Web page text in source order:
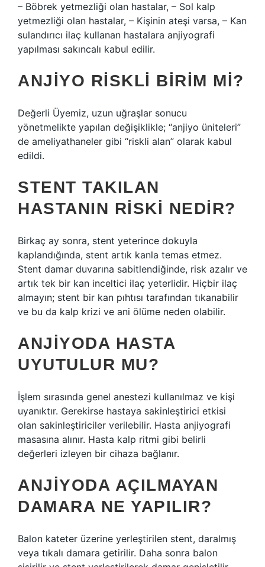
– Böbrek yetmezliği olan hastalar, – Sol kalp
yetmezliği olan hastalar, – Kişinin ateşi varsa, – Kan
sulandırıcı ilaç kullanan hastalara anjiyografi
yapılması sakıncalı kabul edilir.
ANJIYO RISKLI BIRIM MI?
Değerli Üyemiz, uzun uğraşlar sonucu
yönetmelikte yapılan değişiklikle; “anjiyo üniteleri”
de ameliyathaneler gibi “riskli alan” olarak kabul
edildi.
STENT TAKILAN
HASTANIN RISKI NEDIR?
Birkaç ay sonra, stent yeterince dokuyla
kaplandığında, stent artık kanla temas etmez.
Stent damar duvarına sabitlendiğinde, risk azalır ve
artık tek bir kan inceltici ilaç yeterlidir. Hiçbir ilaç
almayın; stent bir kan pıhtısı tarafından tıkanabilir
ve bu da kalp krizi ve ani ölüme neden olabilir.
ANJIYODA HASTA
UYUTULUR MU?
İşlem sırasında genel anestezi kullanılmaz ve kişi
uyanıktır. Gerekirse hastaya sakinleştirici etkisi
olan sakinleştiriciler verilebilir. Hasta anjiyografi
masasına alınır. Hasta kalp ritmi gibi belirli
değerleri izleyen bir cihaza bağlanır.
ANJIYODA AÇILMAYAN
DAMARA NE YAPILIR?
Balon kateter üzerine yerleştirilen stent, daralmış
veya tıkalı damara getirilir. Daha sonra balon